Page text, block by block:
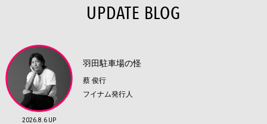
UPDATE BLOG
2026.8.6 UP
羽田駐車場の怪
蔡 俊行
フイナム発行人